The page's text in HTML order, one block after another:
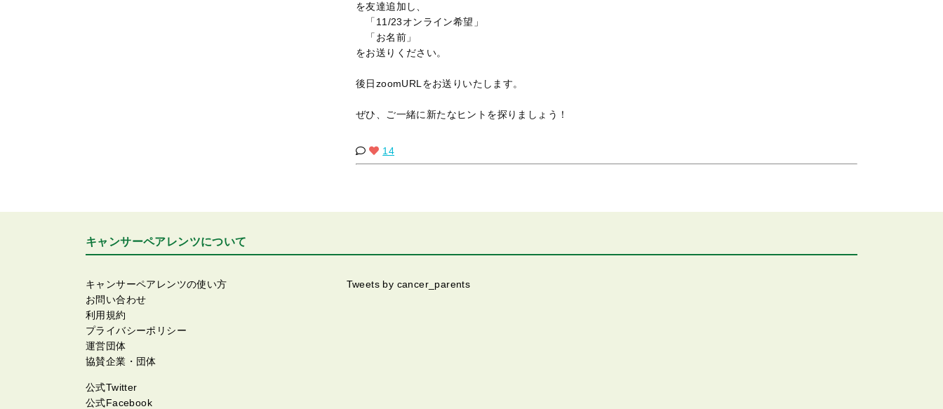
を友達追加し、
「11/23オンライン希望」
「お名前」
をお送りください。
後日zoomURLをお送りいたします。
ぜひ、ご一緒に新たなヒントを探りましょう！
14
キャンサーペアレンツについて
キャンサーペアレンツの使い方
お問い合わせ
利用規約
プライバシーポリシー
運営団体
協賛企業・団体
公式Twitter
公式Facebook
Tweets by cancer_parents